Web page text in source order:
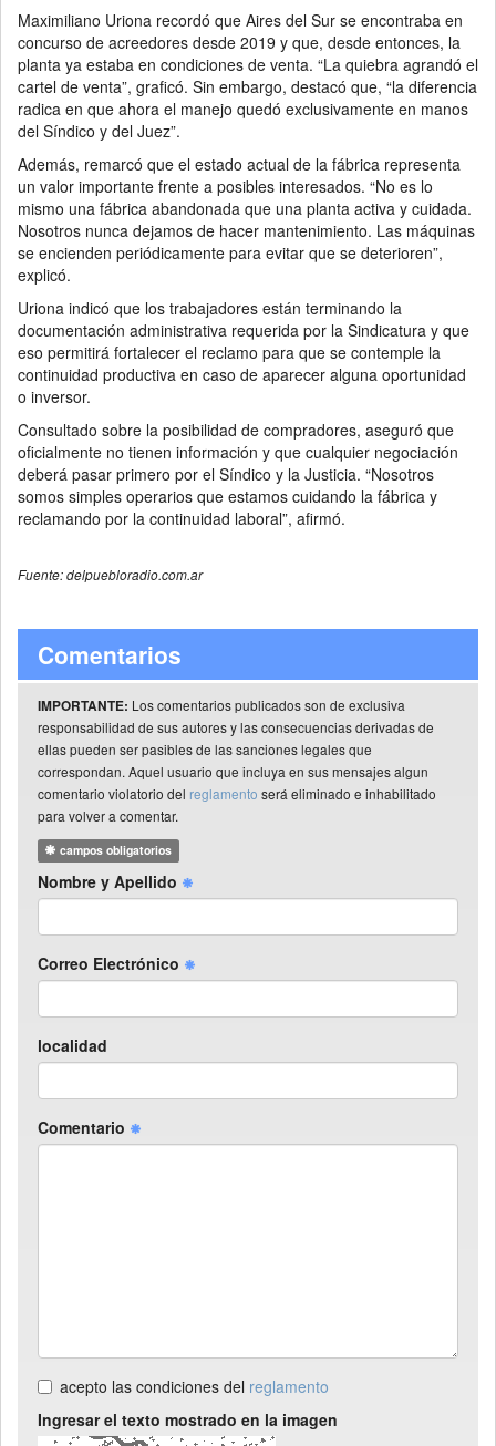
Maximiliano Uriona recordó que Aires del Sur se encontraba en
concurso de acreedores desde 2019 y que, desde entonces, la
planta ya estaba en condiciones de venta. “La quiebra agrandó el
cartel de venta”, graficó. Sin embargo, destacó que, “la diferencia
radica en que ahora el manejo quedó exclusivamente en manos
del Síndico y del Juez”.
Además, remarcó que el estado actual de la fábrica representa
un valor importante frente a posibles interesados. “No es lo
mismo una fábrica abandonada que una planta activa y cuidada.
Nosotros nunca dejamos de hacer mantenimiento. Las máquinas
se encienden periódicamente para evitar que se deterioren”,
explicó.
Uriona indicó que los trabajadores están terminando la
documentación administrativa requerida por la Sindicatura y que
eso permitirá fortalecer el reclamo para que se contemple la
continuidad productiva en caso de aparecer alguna oportunidad
o inversor.
Consultado sobre la posibilidad de compradores, aseguró que
oficialmente no tienen información y que cualquier negociación
deberá pasar primero por el Síndico y la Justicia. “Nosotros
somos simples operarios que estamos cuidando la fábrica y
reclamando por la continuidad laboral”, afirmó.
Fuente: delpuebloradio.com.ar
Comentarios
IMPORTANTE: Los comentarios publicados son de exclusiva
responsabilidad de sus autores y las consecuencias derivadas de
ellas pueden ser pasibles de las sanciones legales que
correspondan. Aquel usuario que incluya en sus mensajes algun
comentario violatorio del reglamento será eliminado e inhabilitado
para volver a comentar.
campos obligatorios
Nombre y Apellido
Correo Electrónico
localidad
Comentario
acepto las condiciones del reglamento
Ingresar el texto mostrado en la imagen